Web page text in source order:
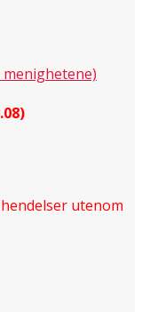
utenom